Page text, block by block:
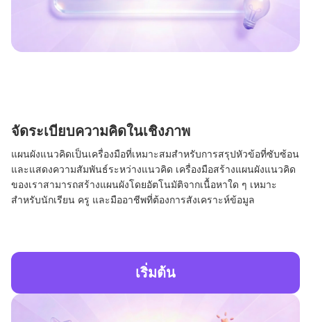
จัดระเบียบความคิดในเชิงภาพ
แผนผังแนวคิดเป็นเครื่องมือที่เหมาะสมสำหรับการสรุปหัวข้อที่ซับซ้อน
และแสดงความสัมพันธ์ระหว่างแนวคิด เครื่องมือสร้างแผนผังแนวคิด
ของเราสามารถสร้างแผนผังโดยอัตโนมัติจากเนื้อหาใด ๆ เหมาะ
สำหรับนักเรียน ครู และมืออาชีพที่ต้องการสังเคราะห์ข้อมูล
เริ่มต้น